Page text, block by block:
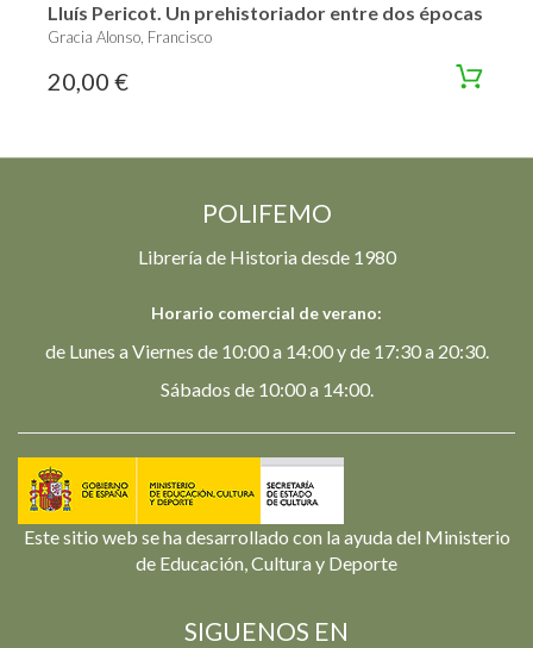
Lluís Pericot. Un prehistoriador entre dos épocas
Gracia Alonso, Francisco
20,00 €
POLIFEMO
Librería de Historia desde 1980
Horario comercial de verano:
de Lunes a Viernes de 10:00 a 14:00 y de 17:30 a 20:30.
Sábados de 10:00 a 14:00.
Este sitio web se ha desarrollado con la ayuda del Ministerio
de Educación, Cultura y Deporte
SIGUENOS EN